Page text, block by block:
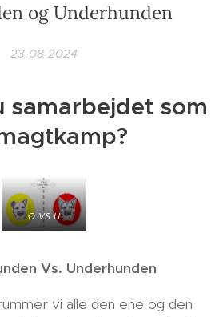
og Underhunden
23-08-2024
samarbejdet som
o vs u
Vs. Underhunden
vi alle den ene og den